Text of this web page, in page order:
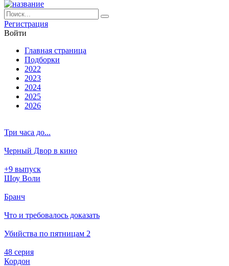
Ре­ги­ст­ра­ция
Вой­ти
Глав­ная стра­ни­ца
Подборки
2022
2023
2024
2025
2026
Три часа до...
Черный Двор в кино
+9 выпуск
Шоу Воли
Бранч
Что и требовалось доказать
Убийства по пятницам 2
48 серия
Кордон